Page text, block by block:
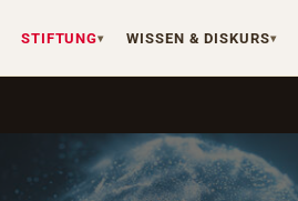
STIFTUNG▾ WISSEN & DISKURS▾